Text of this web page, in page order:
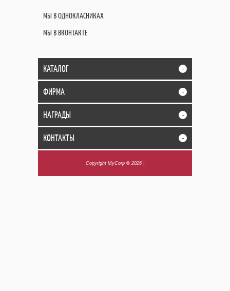
МЫ В ОДНОКЛАСНИКАХ
МЫ В ВКОНТАКТЕ
КАТАЛОГ +
ФИРМА +
НАГРАДЫ +
КОНТАКТЫ +
Copyright MyCorp © 2026